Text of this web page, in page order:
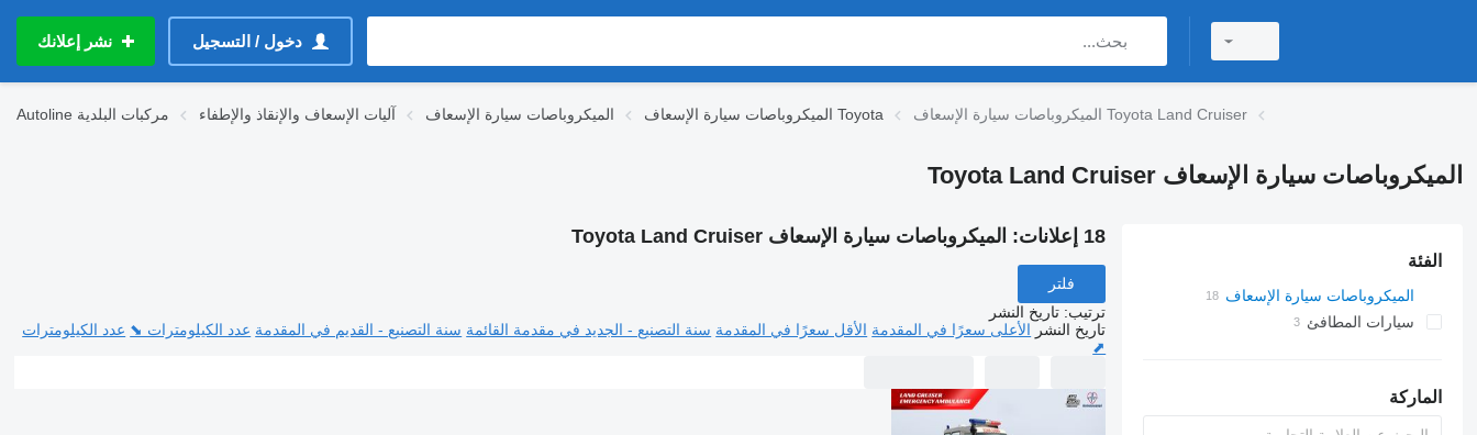
دخول / التسجيل نشر إعلانك
Autoline مركبات البلدية آليات الإسعاف والإنقاذ والإطفاء الميكروباصات سيارة الإسعاف الميكروباصات سيارة الإسعاف Toyota الميكروباصات سيارة الإسعاف Toyota Land Cruiser
الميكروباصات سيارة الإسعاف Toyota Land Cruiser
الفئة
الميكروباصات سيارة الإسعاف
سيارات المطافئ
الماركة
18 إعلانات: الميكروباصات سيارة الإسعاف Toyota Land Cruiser
فلتر
ترتيب: تاريخ النشر
تاريخ النشر الأعلى سعرًا في المقدمة الأقل سعرًا في المقدمة سنة التصنيع - الجديد في مقدمة القائمة سنة التصنيع - القديم في المقدمة عدد الكيلومترات ⬊ عدد الكيلومترات
⬈